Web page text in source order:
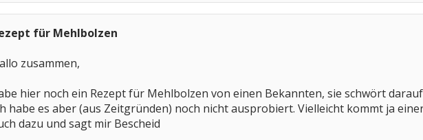
für Mehlbolzen
zusammen,
hier noch ein Rezept für Mehlbolzen von einen Bekannten, sie schwört
habe es aber (aus Zeitgründen) noch nicht ausprobiert. Vielleicht kommt ja
dazu und sagt mir Bescheid